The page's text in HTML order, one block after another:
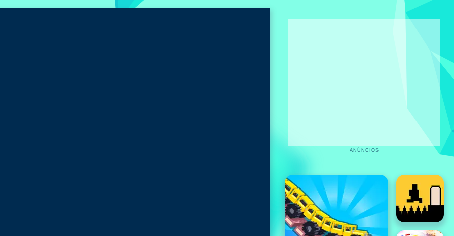
ANÚNCIOS